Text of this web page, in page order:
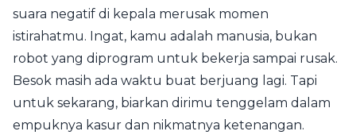
suara negatif di kepala merusak momen
istirahatmu. Ingat, kamu adalah manusia, bukan
robot yang diprogram untuk bekerja sampai rusak.
Besok masih ada waktu buat berjuang lagi. Tapi
untuk sekarang, biarkan dirimu tenggelam dalam
empuknya kasur dan nikmatnya ketenangan.